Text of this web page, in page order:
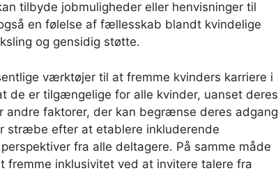
tilbyde jobmuligheder eller henvisninger til
en følelse af fællesskab blandt kvindelige
og gensidig støtte.
værktøjer til at fremme kvinders karriere i
de er tilgængelige for alle kvinder, uanset deres
andre faktorer, der kan begrænse deres adgang
stræbe efter at etablere inkluderende
fra alle deltagere. På samme måde
inklusivitet ved at invitere talere fra